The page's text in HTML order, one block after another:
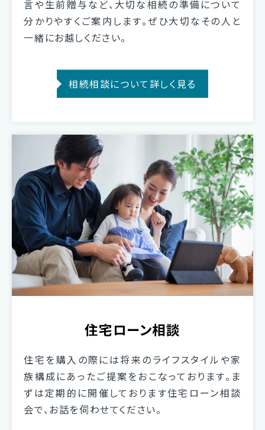
言や生前贈与など、大切な相続の準備について
分かりやすくご案内します。ぜひ大切なその人と
一緒にお越しください。
相続相談について詳しく見る
住宅ローン相談
住宅を購入の際には将来のライフスタイルや家
族構成にあったご提案をおこなっております。ま
ずは定期的に開催しております住宅ローン相談
会で、お話を伺わせてください。